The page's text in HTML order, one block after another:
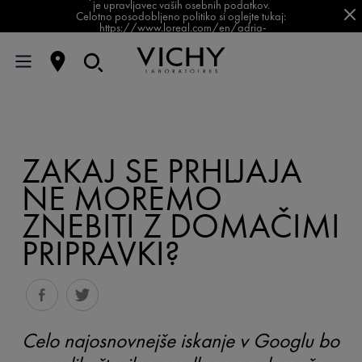
je upravljavec vaših osebnih podatkov.
Celotno posodobljeno politiko si oglejte tukaj:
https://www.loreal.com/en/adria-
ZAKAJ SE PRHLJAJA
NE MOREMO
ZNEBITI Z DOMAČIMI
PRIPRAVKI?
Celo najosnovnejše iskanje v Googlu bo